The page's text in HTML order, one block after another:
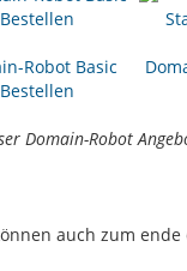
Robot Basic
Bestellen
Domain-Robot
auch zum